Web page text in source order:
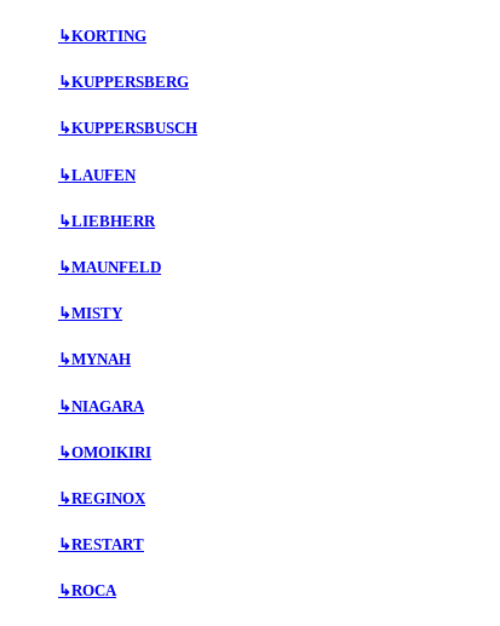
↳KORTING
↳KUPPERSBERG
↳KUPPERSBUSCH
↳LAUFEN
↳LIEBHERR
↳MAUNFELD
↳MISTY
↳MYNAH
↳NIAGARA
↳OMOIKIRI
↳REGINOX
↳RESTART
↳ROCA